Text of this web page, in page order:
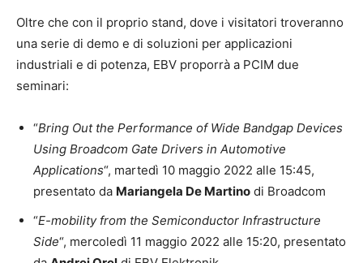
Oltre che con il proprio stand, dove i visitatori troveranno
una serie di demo e di soluzioni per applicazioni
industriali e di potenza, EBV proporrà a PCIM due
seminari:
“Bring Out the Performance of Wide Bandgap Devices
Using Broadcom Gate Drivers in Automotive
Applications“, martedì 10 maggio 2022 alle 15:45,
presentato da Mariangela De Martino di Broadcom
“E-mobility from the Semiconductor Infrastructure
Side“, mercoledì 11 maggio 2022 alle 15:20, presentato